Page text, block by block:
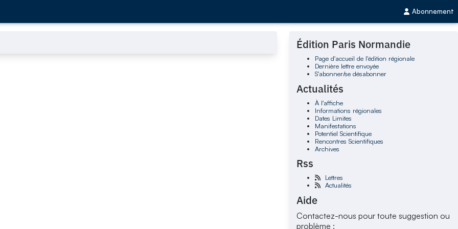
Abonnement
Édition Paris Normandie
Page d'accueil de l'édition régionale
Dernière lettre envoyée
S'abonner/se désabonner
Actualités
À l'affiche
Informations régionales
Dates Limites
Manifestations
Potentiel Scientifique
Rencontres Scientifiques
Archives
Rss
Lettres
Actualités
Aide
Contactez-nous pour toute suggestion ou
problème :